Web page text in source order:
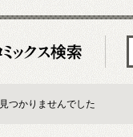
見つかりませんでした